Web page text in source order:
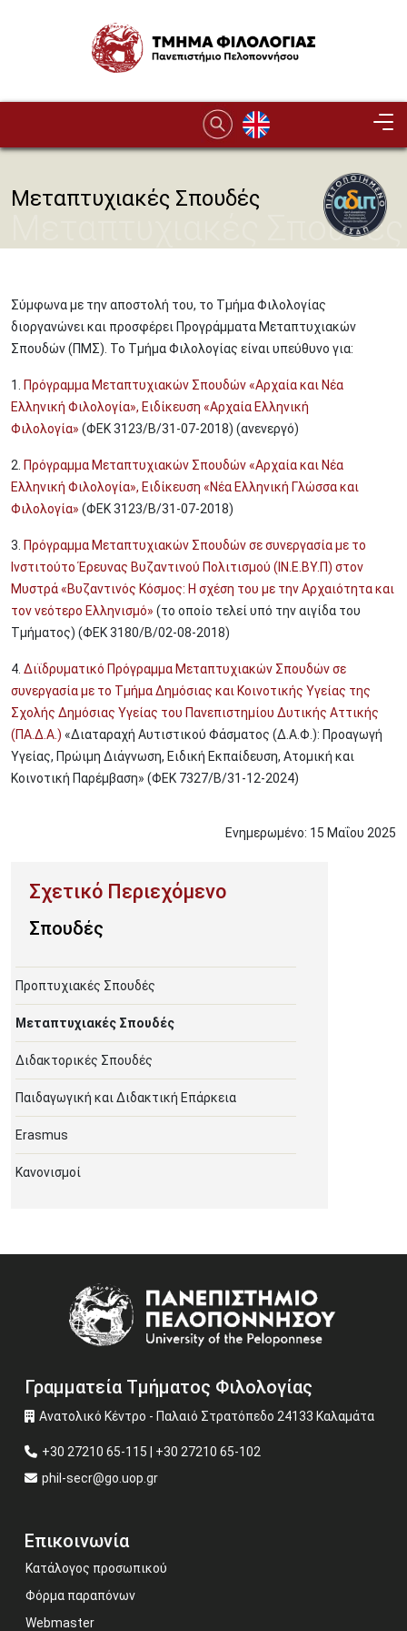
Image
Μεταπτυχιακές Σπουδές
Μεταπτυχιακές Σπουδές
Σύμφωνα με την αποστολή του, το Τμήμα Φιλολογίας
διοργανώνει και προσφέρει Προγράμματα Μεταπτυχιακών
Σπουδών (ΠΜΣ). Το Τμήμα Φιλολογίας είναι υπεύθυνο για:
1.
Πρόγραμμα Μεταπτυχιακών Σπουδών «Αρχαία και Νέα
Ελληνική Φιλολογία», Ειδίκευση «Αρχαία Ελληνική
Φιλολογία» (ΦΕΚ 3123/B/31-07-2018) (ανενεργό)
2. Πρόγραμμα Μεταπτυχιακών Σπουδών «Αρχαία και Νέα
Ελληνική Φιλολογία», Ειδίκευση «Νέα Ελληνική Γλώσσα και
Φιλολογία» (ΦΕΚ 3123/B/31-07-2018)
3. Πρόγραμμα Μεταπτυχιακών Σπουδών σε συνεργασία με το
Ινστιτούτο Έρευνας Βυζαντινού Πολιτισμού (ΙΝ.Ε.ΒΥ.Π) στον
Μυστρά «Βυζαντινός Κόσμος: Η σχέση του με την Αρχαιότητα και
τον νεότερο Ελληνισμό» (το οποίο τελεί υπό την αιγίδα του
Τμήματος) (ΦΕΚ 3180/B/02-08-2018)
4. Διϊδρυματικό Πρόγραμμα Μεταπτυχιακών Σπουδών σε
συνεργασία με το Τμήμα Δημόσιας και Κοινοτικής Υγείας της
Σχολής Δημόσιας Υγείας του Πανεπιστημίου Δυτικής Αττικής
(ΠΑ.Δ.Α.) «Διαταραχή Αυτιστικού Φάσματος (Δ.Α.Φ.): Προαγωγή
Υγείας, Πρώιμη Διάγνωση, Ειδική Εκπαίδευση, Ατομική και
Κοινοτική Παρέμβαση» (ΦΕΚ 7327/Β/31-12-2024)
Ενημερωμένο: 15 Μαΐου 2025
Σπουδές
Προπτυχιακές Σπουδές
Μεταπτυχιακές Σπουδές
Διδακτορικές Σπουδές
Παιδαγωγική και Διδακτική Επάρκεια
Erasmus
Κανονισμοί
Γραμματεία Τμήματος Φιλολογίας
Ανατολικό Κέντρο - Παλαιό Στρατόπεδο 24133 Καλαμάτα
+30 27210 65-115 | +30 27210 65-102
phil-secr@go.uop.gr
Επικοινωνία
Κατάλογος προσωπικού
Φόρμα παραπόνων
Webmaster